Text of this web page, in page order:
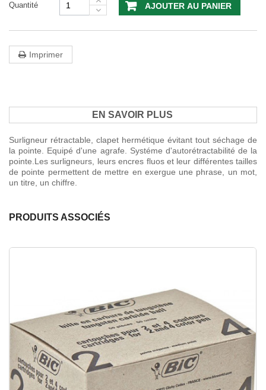
Quantité AJOUTER AU PANIER
Imprimer
EN SAVOIR PLUS
Surligneur rétractable, clapet hermétique évitant tout séchage de
la pointe. Equipé d'une agrafe. Systéme d'autorétractabilité de la
pointe.Les surligneurs, leurs encres fluos et leur différentes tailles
de pointe permettent de mettre en exergue une phrase, un mot,
un titre, un chiffre.
PRODUITS ASSOCIÉS